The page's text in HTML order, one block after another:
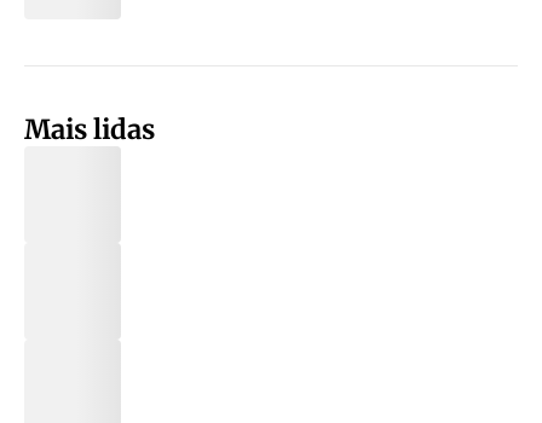
Mais lidas